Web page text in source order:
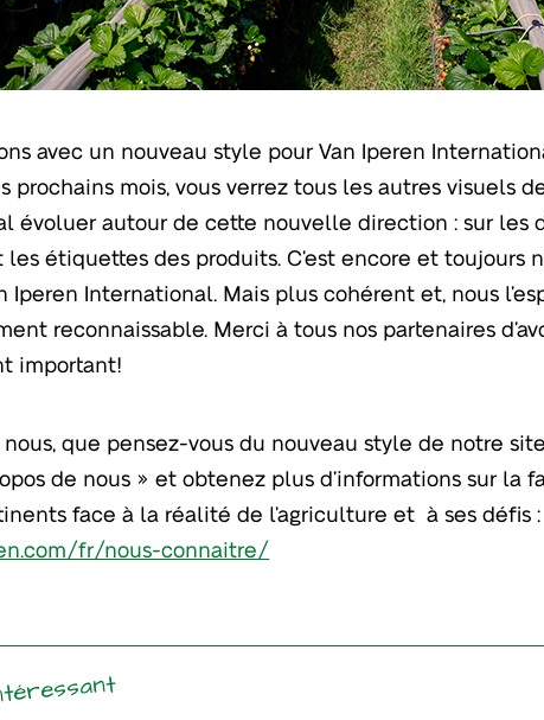
avec un nouveau style pour Van Iperen
prochains mois, vous verrez tous les autres visuels
évoluer autour de cette nouvelle direction : sur les
étiquettes des produits. C’est encore et toujours
Iperen International. Mais plus cohérent et, nous
reconnaissable. Merci à tous nos partenaires
important!
que pensez-vous du nouveau style de notre
de nous » et obtenez plus d’informations sur la
face à la réalité de l’agriculture et à ses défis :
fr/nous-connaitre/